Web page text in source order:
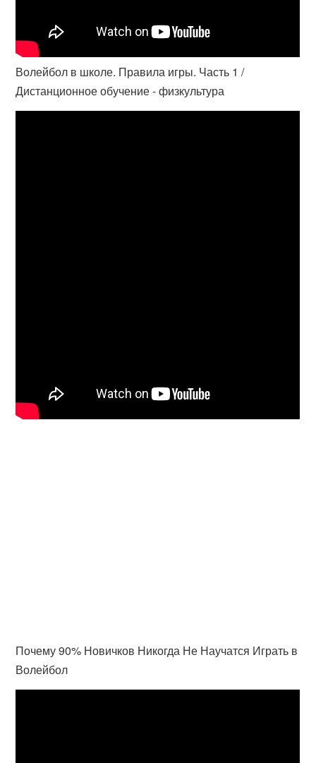
Волейбол в школе. Правила игры. Часть 1 /
Дистанционное обучение - физкультура
Почему 90% Новичков Никогда Не Научатся Играть в
Волейбол